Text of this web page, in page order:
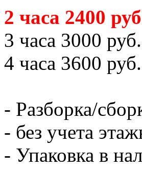
2 часа 2400
3 часа 3000 руб.
4 часа 3600 руб.
- Разборка/
- без учета
- Упаковка в